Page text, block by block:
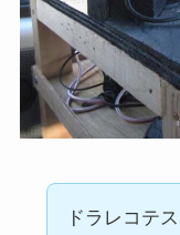
ドラレコテ